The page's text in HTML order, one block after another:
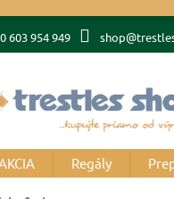
603 954 949
Regály